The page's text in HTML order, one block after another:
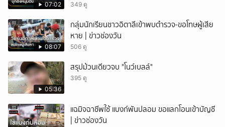
07:02 349 ดู
08:07
กลุ่มนักเรียนชาวอิตาลีเข้าพบตำรวจ-ขอโทษผู้เสีย
หาย | ข่าวช่องวัน
506 ดู
05:36
สรุปม้วนเดียวจบ "โนว์เบลล์"
395 ดู
แฉมิจฉาชีพใช้ แบงก์พันปลอม ขอแลกโอนเข้าบัญชี
| ข่าวช่องวัน